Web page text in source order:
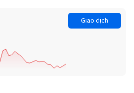
Giao dịch